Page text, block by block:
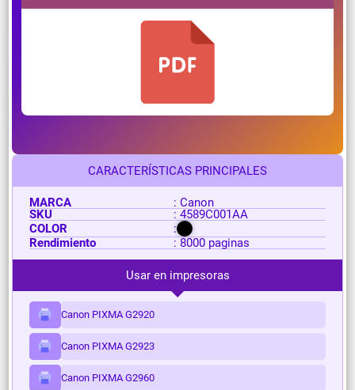
CARACTERÍSTICAS PRINCIPALES
MARCA
: Canon
SKU
: 4589C001AA
COLOR
:
Rendimiento
: 8000 paginas
Usar en impresoras
Canon PIXMA G2920
Canon PIXMA G2923
Canon PIXMA G2960